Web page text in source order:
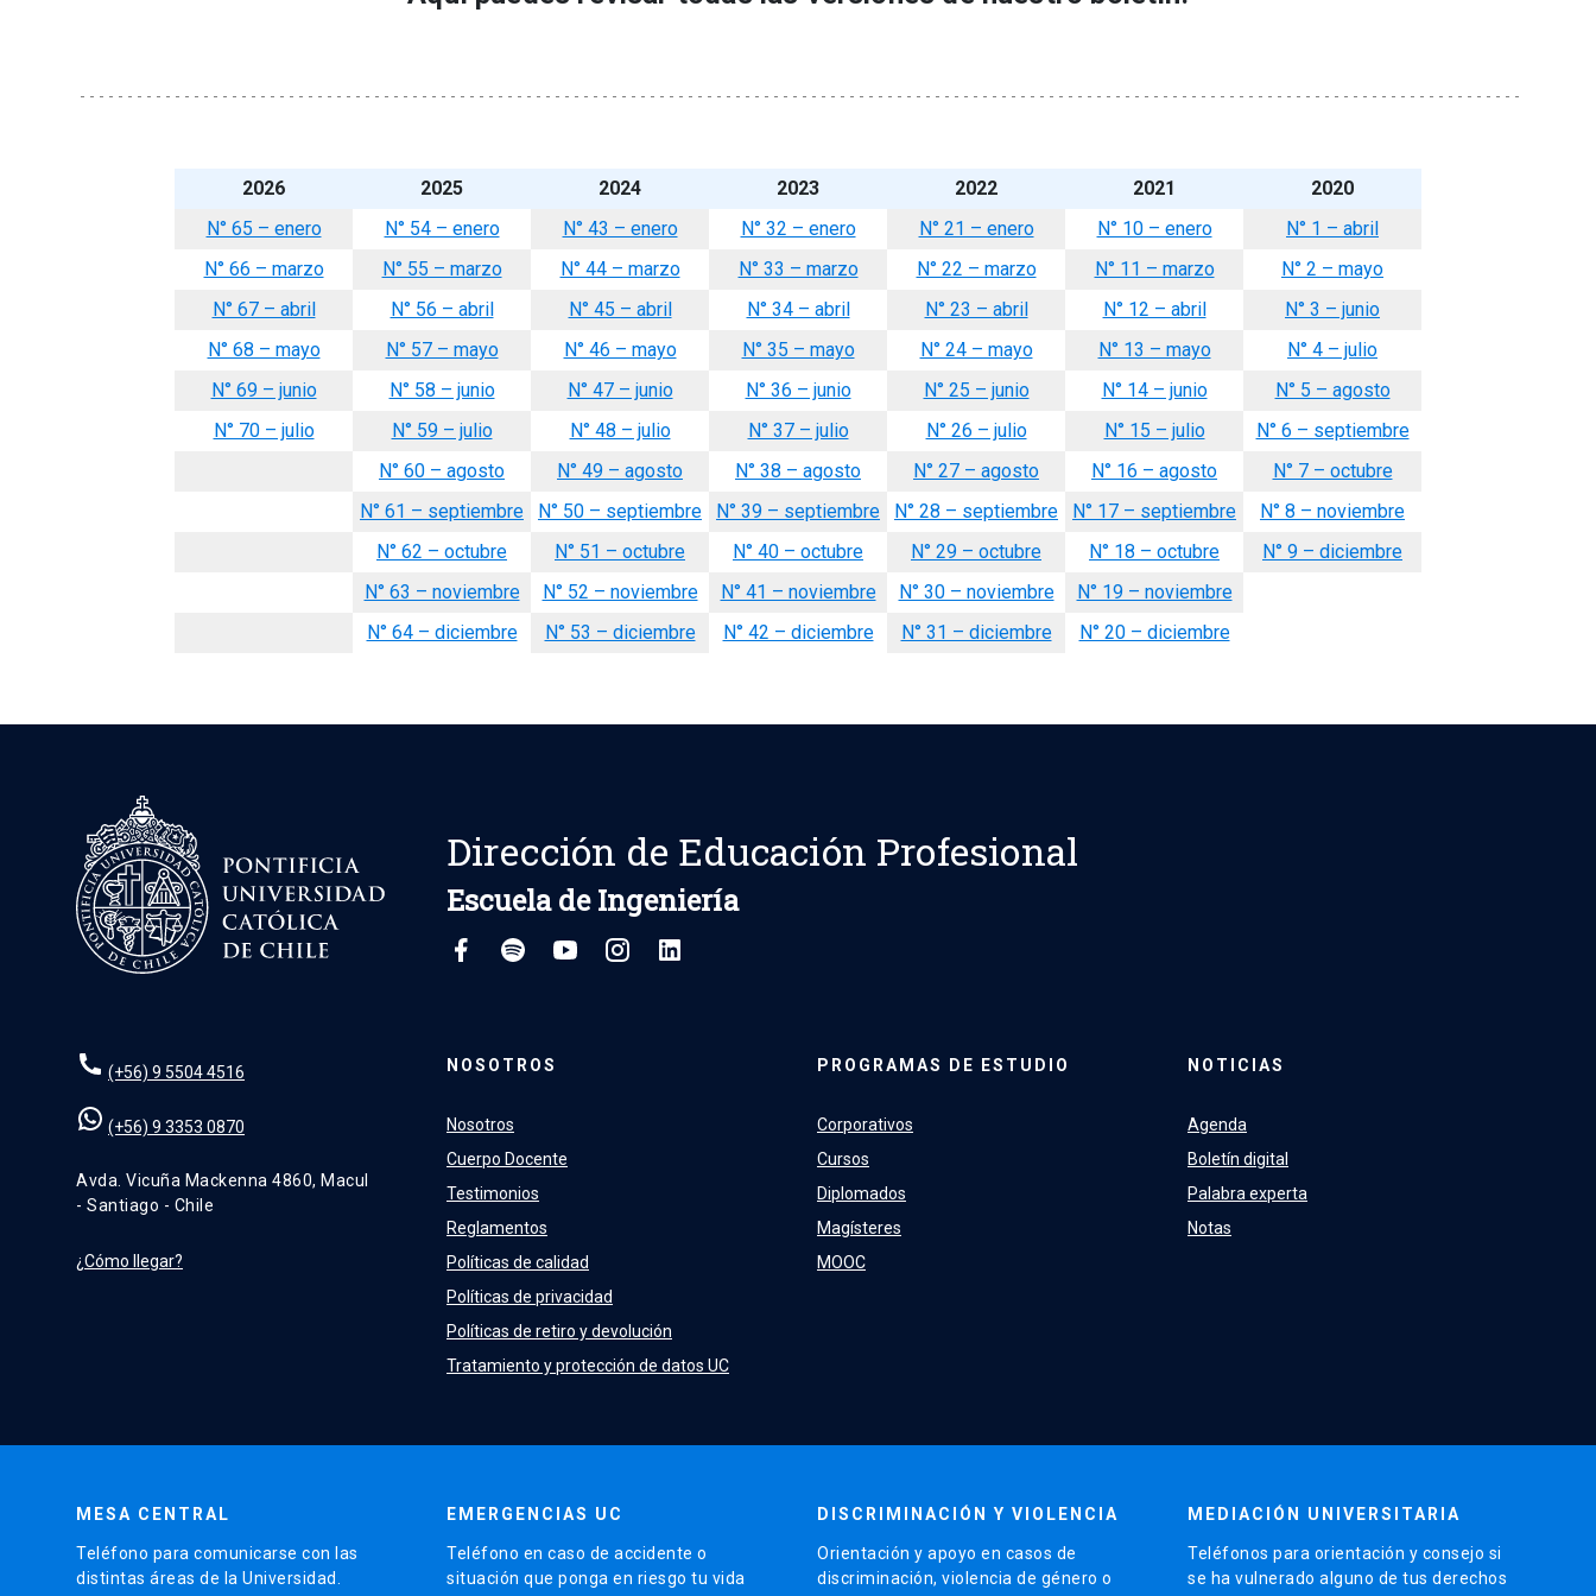
2026 2025 2024 2023 2022 2021
2020
N° 65 – enero
N° 54 – enero N° 43 – enero N° 32 – enero N° 21 – enero N° 10 – enero
N° 1 – abril
N° 66 – marzo
N° 55 – marzo N° 44 – marzo N° 33 – marzo N° 22 – marzo N° 11 – marzo
N° 2 – mayo
N° 67 – abril
N° 56 – abril N° 45 – abril N° 34 – abril N° 23 – abril N° 12 – abril
N° 3 – junio
N° 68 – mayo
N° 57 – mayo N° 46 – mayo N° 35 – mayo N° 24 – mayo N° 13 – mayo
N° 4 – julio
N° 69 – junio
N° 58 – junio N° 47 – junio N° 36 – junio N° 25 – junio N° 14 – junio
N° 5 – agosto
N° 70 – julio
N° 59 – julio N° 48 – julio N° 37 – julio N° 26 – julio N° 15 – julio
N° 6 – septiembre
N° 60 – agosto
N° 49 – agosto N° 38 – agosto N° 27 – agosto N° 16 – agosto
N° 7 – octubre
N° 61 – septiembre
N° 50 – septiembre N° 39 – septiembre N° 28 – septiembre N° 17 – septiembre
N° 8 – noviembre
N° 62 – octubre
N° 51 – octubre N° 40 – octubre N° 29 – octubre N° 18 – octubre
N° 9 – diciembre
N° 63 – noviembre
N° 52 – noviembre N° 41 – noviembre N° 30 – noviembre
N° 19 – noviembre
N° 64 – diciembre
N° 53 – diciembre N° 42 – diciembre N° 31 – diciembre N° 20 – diciembre
Dirección de Educación Profesional
Escuela de Ingeniería
(+56) 9 5504 4516
(+56) 9 3353 0870
Avda. Vicuña Mackenna 4860, Macul
- Santiago - Chile
¿Cómo llegar?
NOSOTROS
Nosotros
Cuerpo Docente
Testimonios
Reglamentos
Políticas de calidad
Políticas de privacidad
Políticas de retiro y devolución
Tratamiento y protección de datos UC
PROGRAMAS DE ESTUDIO
Corporativos
Cursos
Diplomados
Magísteres
MOOC
NOTICIAS
Agenda
Boletín digital
Palabra experta
Notas
MESA CENTRAL
Teléfono para comunicarse con las
distintas áreas de la Universidad.
EMERGENCIAS UC
Teléfono en caso de accidente o
situación que ponga en riesgo tu vida
DISCRIMINACIÓN Y VIOLENCIA
Orientación y apoyo en casos de
discriminación, violencia de género o
MEDIACIÓN UNIVERSITARIA
Teléfonos para orientación y consejo si
se ha vulnerado alguno de tus derechos